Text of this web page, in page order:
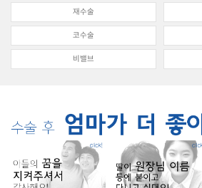
재수술
코수술
비밸브